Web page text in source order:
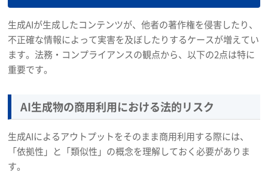
生成AIが生成したコンテンツが、他者の著作権を侵害したり、
不正確な情報によって実害を及ぼしたりするケースが増えてい
ます。法務・コンプライアンスの観点から、以下の2点は特に
重要です。
AI生成物の商用利用における法的リスク
生成AIによるアウトプットをそのまま商用利用する際には、
「依拠性」と「類似性」の概念を理解しておく必要がありま
す。